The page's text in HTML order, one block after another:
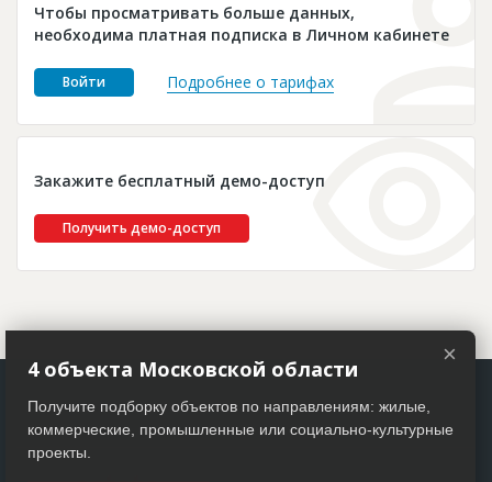
Платные услуги
Пресс-релизы
Чтобы просматривать больше данных,
необходима платная подписка в Личном кабинете
Войти Подробнее о тарифах
Закажите бесплатный демо-доступ
Получить демо-доступ
×
4 объекта Московской области
Получите подборку объектов по направлениям: жилые,
коммерческие, промышленные или социально-культурные
проекты.